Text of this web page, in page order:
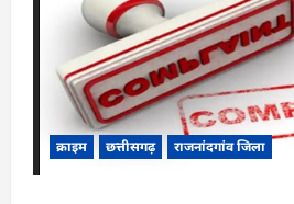
क्राइम छत्तीसगढ़ राजनांदगांव जिला